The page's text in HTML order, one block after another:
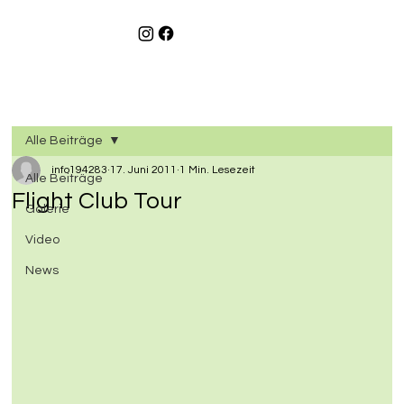
Alle Beiträge
Galerie
Video
News
Alle Beiträge
Flight Club Tour
info194283 17. Juni 2011 1 Min. Lesezeit